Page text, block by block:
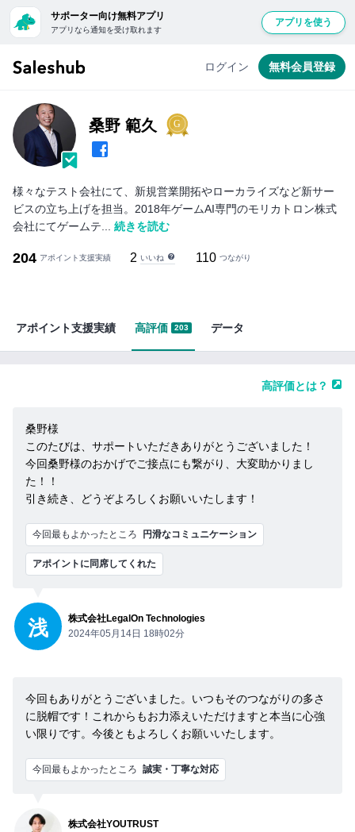
サポーター向け無料アプリ
アプリなら通知を受け取れます
アプリを使う
ログイン 無料会員登録
桑野 範久
様々なテスト会社にて、新規営業開拓やローカライズなど新サー
ビスの立ち上げを担当。2018年ゲームAI専門のモリカトロン株式
会社にてゲームテ...
続きを読む
204 アポイント支援実績 2 いいね 110 つながり
アポイント支援実績 高評価 203 データ
高評価とは？
桑野様
このたびは、サポートいただきありがとうございました！
今回桑野様のおかげでご接点にも繋がり、大変助かりまし
た！！
引き続き、どうぞよろしくお願いいたします！
今回最もよかったところ 円滑なコミュニケーション
アポイントに同席してくれた
浅
株式会社LegalOn Technologies
2024年05月14日 18時02分
今回もありがとうございました。いつもそのつながりの多さ
に脱帽です！これからもお力添えいただけますと本当に心強
い限りです。今後ともよろしくお願いいたします。
今回最もよかったところ 誠実・丁寧な対応
株式会社YOUTRUST